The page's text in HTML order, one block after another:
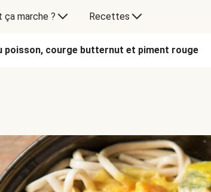
ça marche ? Recettes
poisson, courge butternut et piment rouge